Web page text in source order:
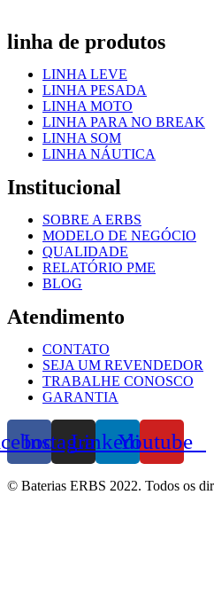
linha de produtos
LINHA LEVE
LINHA PESADA
LINHA MOTO
LINHA PARA NO BREAK
LINHA SOM
LINHA NÁUTICA
Institucional
SOBRE A ERBS
MODELO DE NEGÓCIO
QUALIDADE
RELATÓRIO PME
BLOG
Atendimento
CONTATO
SEJA UM REVENDEDOR
TRABALHE CONOSCO
GARANTIA
InstagramLinkedinYoutube
© Baterias ERBS 2022. Todos os